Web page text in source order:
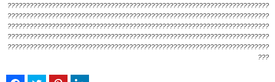
???????????????????????????????????????????????????????????????????????
???????????????????????????????????????????????????????????????????????
???????????????????????????????????????????????????????????????????????
???????????????????????????????????????????????????????????????????????
???????????????????????????????????????????????????????????????????????
???